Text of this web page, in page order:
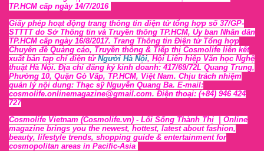
TP.HCM cấp ngày 14/7/2016
Giấy phép hoạt động trang thông tin điện tử tổng hợp số 37/GP-
STTTT do Sở Thông tin và Truyền thông TP.HCM, Ủy ban Nhân dân
TP.HCM cấp ngày 16/8/2017. Trang Thông tin Điện tử Tổng hợp
Chuyên đề Quảng cáo, Truyền thông & Tiếp thị Cosmolife liên kết
xuất bản tạp chí điện tử Người Hà Nội, Hội Liên hiệp Văn học Nghệ
thuật Hà Nội. Địa chỉ đăng ký kinh doanh: 417/69/72L Quang Trung,
Phường 10, Quận Gò Vấp, TP.HCM, Việt Nam. Chịu trách nhiệm
quản lý nội dung: Thạc sỹ Nguyễn Quang Ba. E-mail:
cosmolife.onlinemagazine@gmail.com. Điện thoại: (+84) 946 424
727
Cosmolife Vietnam (Cosmolife.vn) - Lối Sống Thành Thị | Online
magazine brings you the newest, hottest, latest about fashion,
beauty, lifestyle trends, shopping guide & entertainment for
cosmopolitan areas in Pacific-Asia